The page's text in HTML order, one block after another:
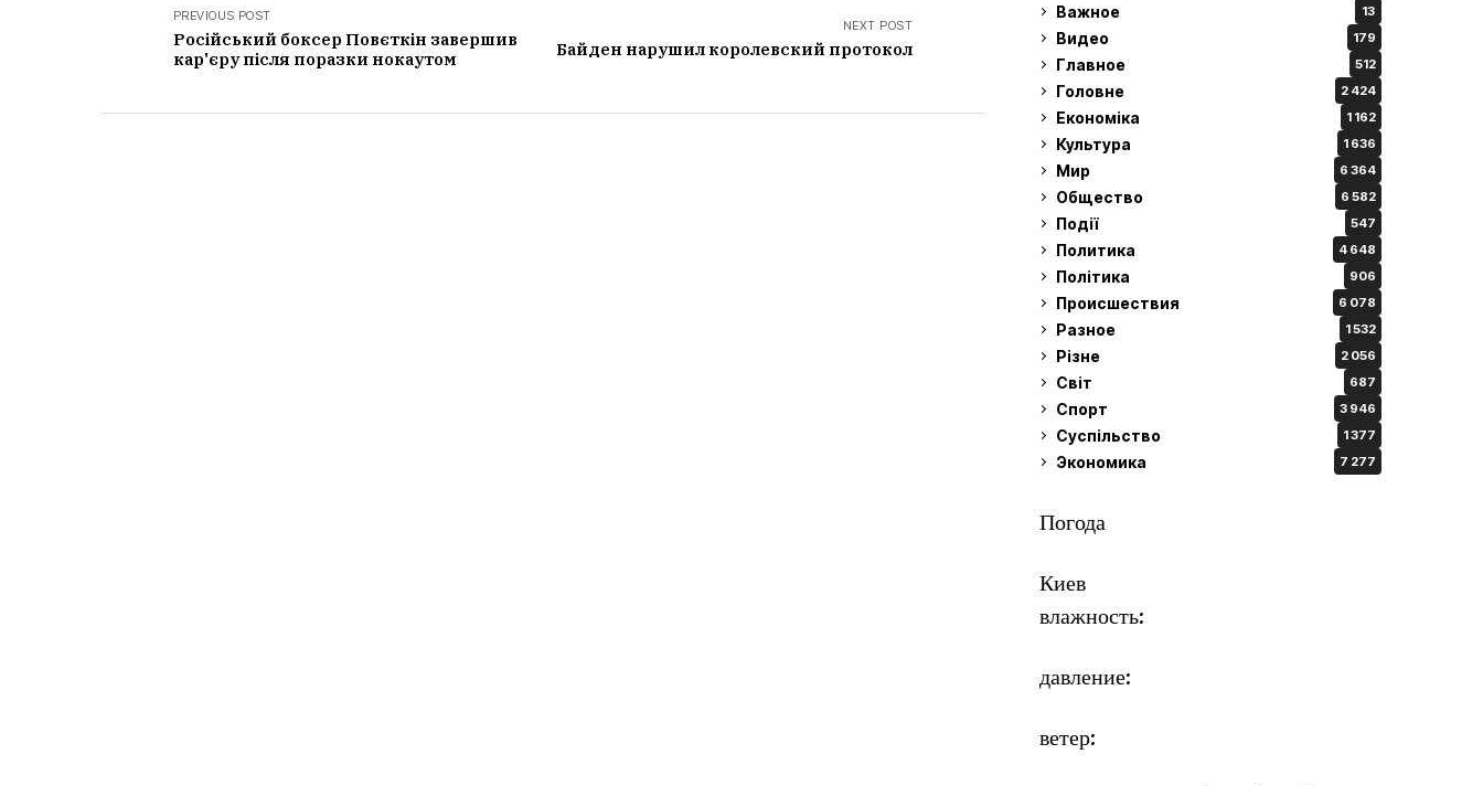
PREVIOUS POST
Російський боксер Повєткін завершив
кар'єру після поразки нокаутом
NEXT POST
Байден нарушил королевский протокол
Важное 13
Видео 179
Главное 512
Головне 2 424
Економіка 1 162
Культура 1 636
Мир 6 364
Общество 6 582
Події 547
Политика 4 648
Політика 906
Происшествия 6 078
Разное 1 532
Різне 2 056
Світ 687
Спорт 3 946
Суспільство 1 377
Экономика 7 277
Погода
Киев
влажность:
давление:
ветер: